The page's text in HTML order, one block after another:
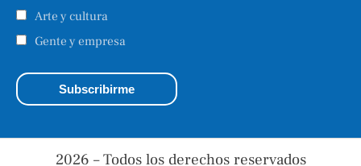
Arte y cultura
Gente y empresa
2026 – Todos los derechos reservados